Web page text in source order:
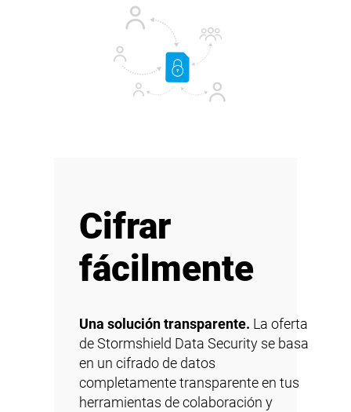
Cifrar
fácilmente
Una solución transparente. La oferta
de Stormshield Data Security se basa
en un cifrado de datos
completamente transparente en tus
herramientas de colaboración y